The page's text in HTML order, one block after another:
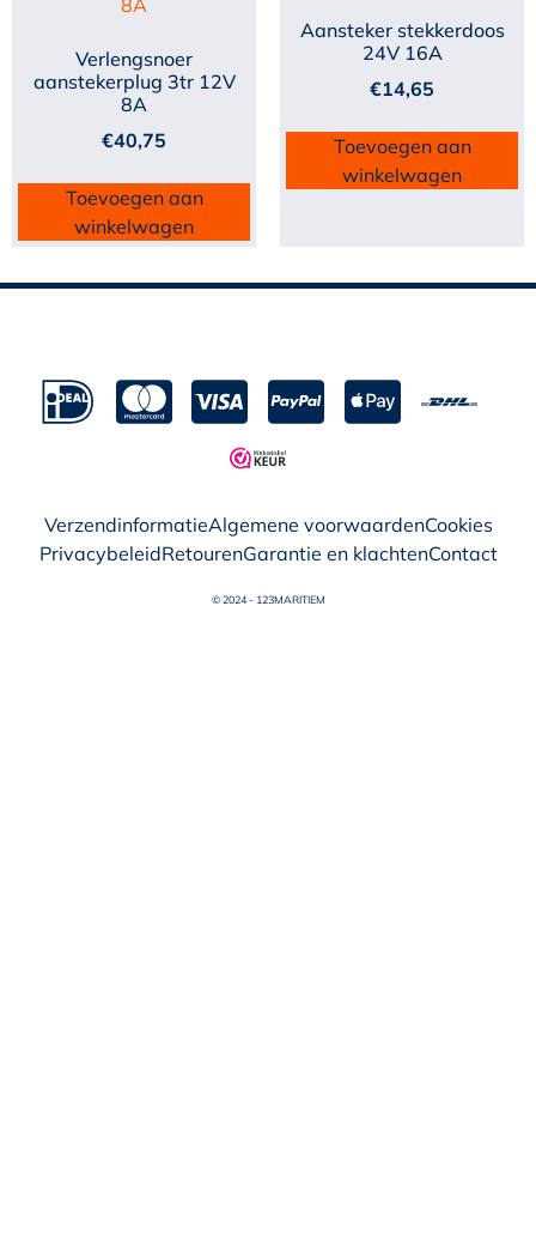
Verlengsnoer
aanstekerplug 3tr 12V
8A
€40,75
Toevoegen aan
winkelwagen
Aansteker stekkerdoos
24V 16A
€14,65
Toevoegen aan
winkelwagen
VerzendinformatieAlgemene voorwaardenCookies
PrivacybeleidRetourenGarantie en klachtenContact
© 2024 - 123MARITIEM